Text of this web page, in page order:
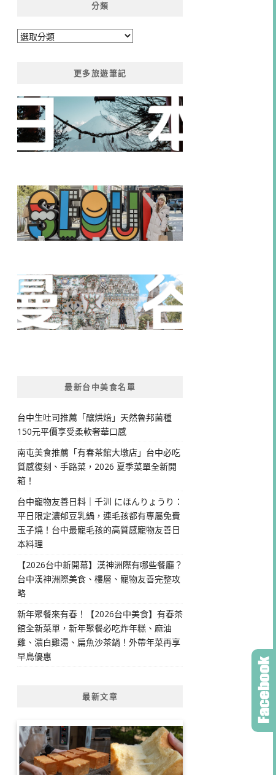
分類
分
更多旅遊筆記
最新台中美食名單
台中生吐司推薦「釀烘焙」天然魯邦菌種
150元平價享受柔軟奢華口感
南屯美食推薦「有春茶館大墩店」台中必吃
質感復刻、手路菜，2026 夏季菜單全新開
箱！
台中寵物友善日料｜千汌 にほんりょうり：
平日限定濃郁豆乳鍋，連毛孩都有專屬免費
玉子燒！台中最寵毛孩的高質感寵物友善日
本料理
【2026台中新開幕】漢神洲際有哪些餐廳？
台中漢神洲際美食、樓層、寵物友善完整攻
略
新年聚餐來有春！【2026台中美食】有春茶
館全新菜單，新年聚餐必吃炸年糕、麻油
雞、濃白雞湯、扁魚沙茶鍋！外帶年菜再享
早鳥優惠
最新文章